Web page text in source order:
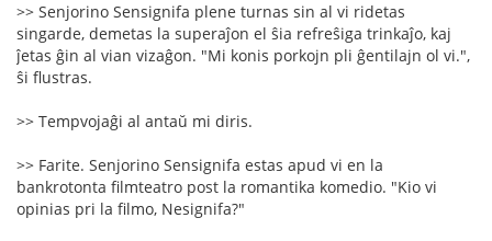
>> Senjorino Sensignifa plene turnas sin al vi ridetas
singarde, demetas la superaĵon el ŝia refreŝiga trinkaĵo, kaj
ĵetas ĝin al vian vizaĝon. "Mi konis porkojn pli ĝentilajn ol vi.",
ŝi flustras.
>> Tempvojaĝi al antaŭ mi diris.
>> Farite. Senjorino Sensignifa estas apud vi en la
bankrotonta filmteatro post la romantika komedio. "Kio vi
opinias pri la filmo, Nesignifa?"